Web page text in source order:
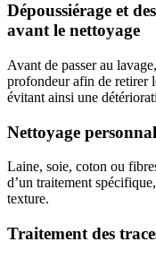
Dépoussiérage et
avant le nettoyage
Avant de passer au
profondeur afin de retirer
évitant ainsi une
Nettoyage
Laine, soie, coton ou
d’un traitement
texture.
Traitement des